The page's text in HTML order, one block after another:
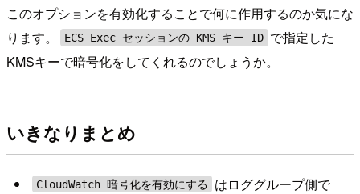
このオプションを有効化することで何に作用するのか気にな
ります。
ECS Exec セッションの KMS キー ID で指定した
KMSキーで暗号化をしてくれるのでしょうか。
いきなりまとめ
CloudWatch 暗号化を有効にする
はロググループ側で